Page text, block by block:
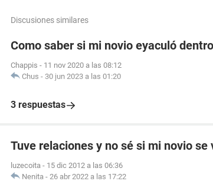
Discusiones similares
Como saber si mi novio eyaculó
Chappis - 11 nov 2020 a las 08:12
Chus - 30 jun 2023 a las 01:20
3 respuestas
Tuve relaciones y no sé si mi novio se
luzecoita - 15 dic 2012 a las 06:36
Nenita - 26 abr 2022 a las 17:22